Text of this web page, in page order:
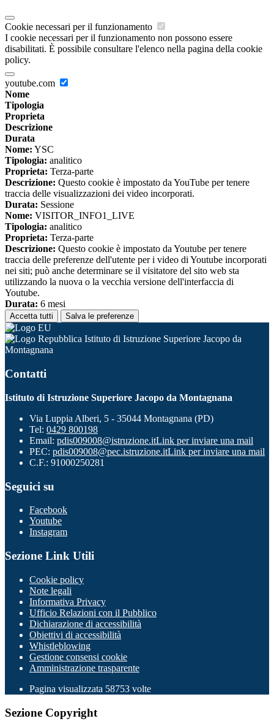
Cookie necessari per il funzionamento
I cookie necessari per il funzionamento non possono essere
disabilitati. È possibile consultare l'elenco nella pagina della cookie
policy.
youtube.com
Nome
Tipologia
Proprieta
Descrizione
Durata
Nome: YSC
Tipologia: analitico
Proprieta: Terza-parte
Descrizione: Questo cookie è impostato da YouTube per tenere
traccia delle visualizzazioni dei video incorporati.
Durata: Sessione
Nome: VISITOR_INFO1_LIVE
Tipologia: analitico
Proprieta: Terza-parte
Descrizione: Questo cookie è impostato da Youtube per tenere
traccia delle preferenze dell'utente per i video di Youtube incorporati
nei siti; può anche determinare se il visitatore del sito web sta
utilizzando la nuova o la vecchia versione dell'interfaccia di
Youtube.
Durata: 6 mesi
Accetta tutti Salva le preferenze
Istituto di Istruzione Superiore Jacopo da
Montagnana
Contatti
Istituto di Istruzione Superiore Jacopo da Montagnana
Via Luppia Alberi, 5 - 35044 Montagnana (PD)
Tel: 0429 800198
Email: pdis009008@istruzione.itLink per inviare una mail
PEC: pdis009008@pec.istruzione.itLink per inviare una mail
C.F.: 91000250281
Seguici su
Facebook
Youtube
Instagram
Sezione Link Utili
Cookie policy
Note legali
Informativa Privacy
Ufficio Relazioni con il Pubblico
Dichiarazione di accessibilità
Obiettivi di accessibilità
Whistleblowing
Gestione consensi cookie
Amministrazione trasparente
Pagina visualizzata 58753 volte
Sezione Copyright